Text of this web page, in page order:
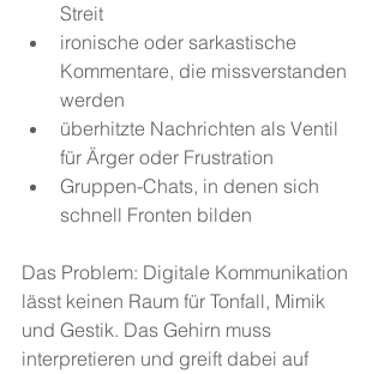
Streit
ironische oder sarkastische
Kommentare, die missverstanden
werden
überhitzte Nachrichten als Ventil
für Ärger oder Frustration
Gruppen-Chats, in denen sich
schnell Fronten bilden
Das Problem: Digitale Kommunikation
lässt keinen Raum für Tonfall, Mimik
und Gestik. Das Gehirn muss
interpretieren und greift dabei auf